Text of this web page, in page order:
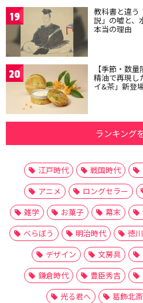
19 教科書と違う
説」の嘘と、
本当の理由
20 【季節・数
精油で再現し
イ&茶」新登
ランキング
江戸時代 戦国時代
アニメ
ロングセラー
雑学
お菓子 幕末
べらぼう
明治時代 徳
デザイン
文房具
鎌倉時代
豊臣秀吉
光る君へ
葛飾北斎